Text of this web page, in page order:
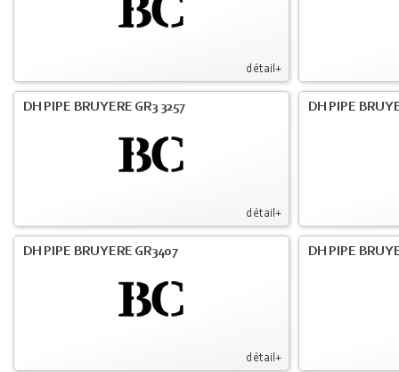
détail+
détail+
DH PIPE BRUYERE GR3 3257 DH PIPE
détail+
DH PIPE BRUYERE GR3407 DH PIPE